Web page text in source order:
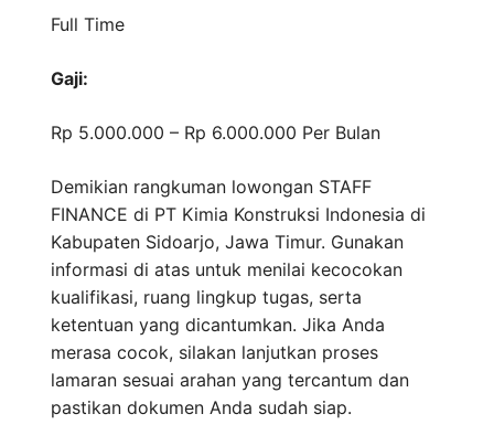
Full Time
Gaji:
Rp 5.000.000 – Rp 6.000.000 Per Bulan
Demikian rangkuman lowongan STAFF
FINANCE di PT Kimia Konstruksi Indonesia di
Kabupaten Sidoarjo, Jawa Timur. Gunakan
informasi di atas untuk menilai kecocokan
kualifikasi, ruang lingkup tugas, serta
ketentuan yang dicantumkan. Jika Anda
merasa cocok, silakan lanjutkan proses
lamaran sesuai arahan yang tercantum dan
pastikan dokumen Anda sudah siap.